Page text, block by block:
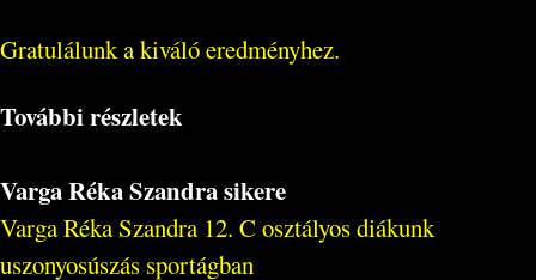
Gratulálunk a kiváló eredményhez.
További részletek
Varga Réka Szandra sikere
Varga Réka Szandra 12. C osztályos diákunk
uszonyosúszás sportágban